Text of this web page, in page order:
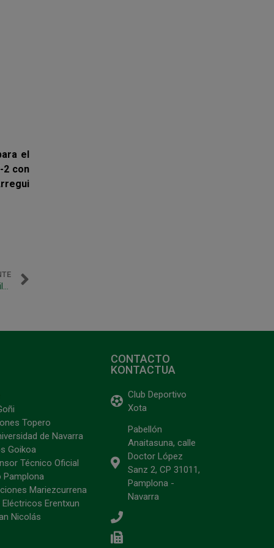
el
2 con
Topero
de Navarra
Goikoa
Técnico Oficial
Pamplona
Mariezcurrena
Erentxun
Nicolás
CONTACTO
KONTACTUA
Club Deportivo
Xota
Pabellón
Anaitasuna, calle
Doctor López
Sanz 2, CP 31011,
Pamplona -
Navarra